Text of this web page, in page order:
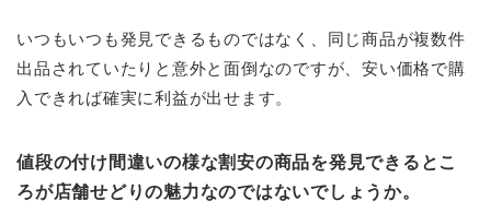
いつもいつも発見できるものではなく、同じ商品が複数件
出品されていたりと意外と面倒なのですが、安い価格で購
入できれば確実に利益が出せます。
値段の付け間違いの様な割安の商品を発見できるとこ
ろが店舗せどりの魅力なのではないでしょうか。